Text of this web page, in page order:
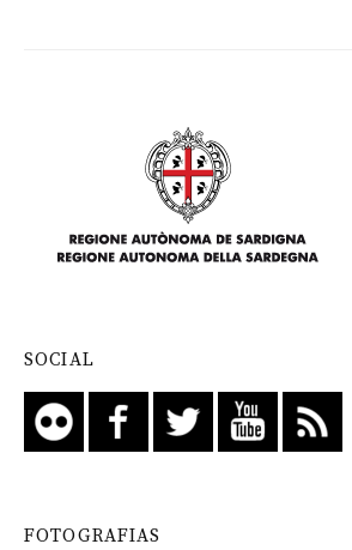
SOCIAL
FOTOGRAFIAS